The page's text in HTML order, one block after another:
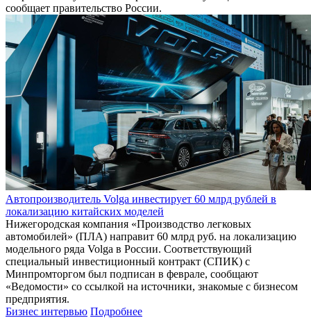
сообщает правительство России.
Автопроизводитель Volga инвестирует 60 млрд рублей в
локализацию китайских моделей
Нижегородская компания «Производство легковых
автомобилей» (ПЛА) направит 60 млрд руб. на локализацию
модельного ряда Volga в России. Соответствующий
специальный инвестиционный контракт (СПИК) с
Минпромторгом был подписан в феврале, сообщают
«Ведомости» со ссылкой на источники, знакомые с бизнесом
предприятия.
Бизнес интервью Подробнее